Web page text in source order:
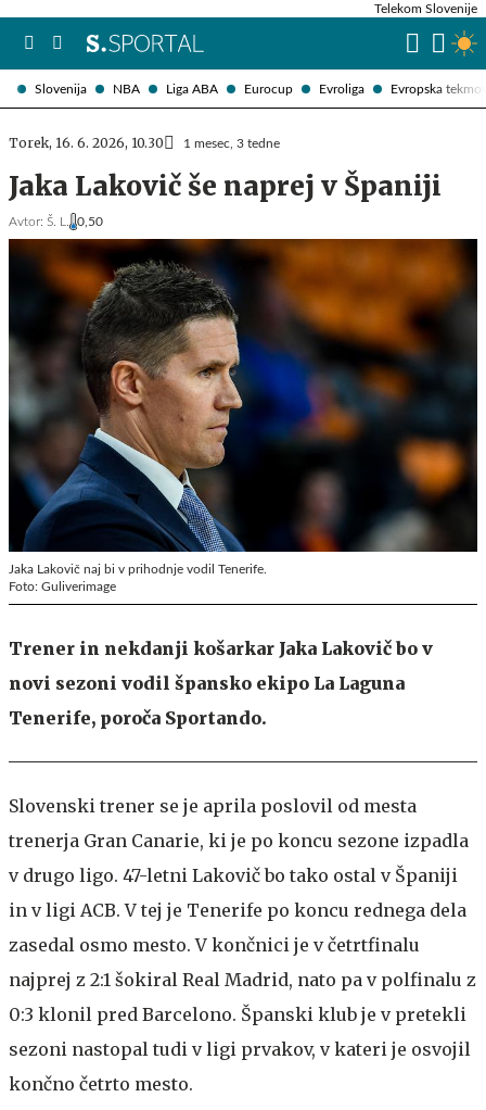
Slovenija NBA Liga ABA Eurocup Evroliga Evropska
Telekom Slovenije
Torek, 16. 6. 2026, 10.30 1 mesec, 3 tedne
Jaka Lakovič še naprej v Španiji
Avtor: Š. L. 0,50
Jaka Lakovič naj bi v prihodnje vodil Tenerife.
Foto: Guliverimage
Trener in nekdanji košarkar Jaka Lakovič bo v
novi sezoni vodil špansko ekipo La Laguna
Tenerife, poroča Sportando.
Slovenski trener se je aprila poslovil od mesta
trenerja Gran Canarie, ki je po koncu sezone izpadla
v drugo ligo. 47-letni Lakovič bo tako ostal v Španiji
in v ligi ACB. V tej je Tenerife po koncu rednega dela
zasedal osmo mesto. V končnici je v četrtfinalu
najprej z 2:1 šokiral Real Madrid, nato pa v polfinalu z
0:3 klonil pred Barcelono. Španski klub je v pretekli
sezoni nastopal tudi v ligi prvakov, v kateri je osvojil
končno četrto mesto.